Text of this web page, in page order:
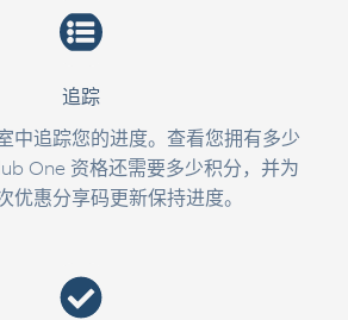
追踪
中追踪您的进度。查看您拥有多少
One 资格还需要多少积分，并为
优惠分享码更新保持进度。